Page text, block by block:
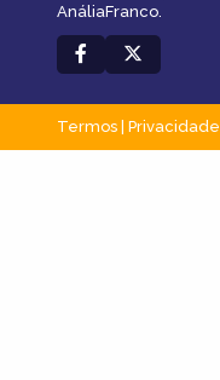
AnáliaFranco.
Termos | Privacidade